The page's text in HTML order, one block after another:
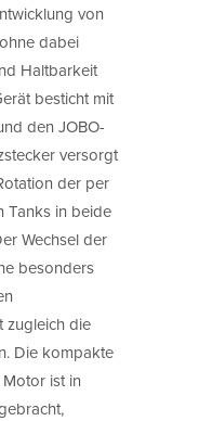
von
dabei
Haltbarkeit
besticht mit
den JOBO-
versorgt
der per
Tanks in beide
Wechsel der
besonders
zugleich die
Die kompakte
ist in